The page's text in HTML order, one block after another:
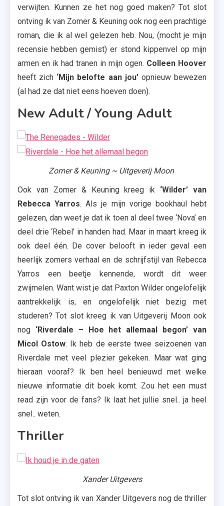
verwijten. Kunnen ze het nog goed maken? Tot slot
ontving ik van Zomer & Keuning ook nog een prachtige
roman, die ik al wel gelezen heb. Nou, (mocht je mijn
recensie hebben gemist) er stond kippenvel op mijn
armen en ik had tranen in mijn ogen. Colleen Hoover
heeft zich ‘Mijn belofte aan jou’opnieuw bewezen
(al had ze dat niet eens hoeven doen).
New Adult / Young Adult
Zomer & Keuning ~ Uitgeverij Moon
Ook van Zomer & Keuning kreeg ik ‘Wilder’ van
Rebecca Yarros. Als je mijn vorige bookhaul hebt
gelezen, dan weet je dat ik toen al deel twee ‘Nova’ en
deel drie ‘Rebel’ in handen had. Maar in maart kreeg ik
ook deel één. De cover belooft in ieder geval een
heerlijk zomers verhaal en de schrijfstijl van Rebecca
Yarros een beetje kennende, wordt dit weer
zwijmelen. Want wist je dat Paxton Wilder ongelofelijk
aantrekkelijk is, en ongelofelijk niet bezig met
studeren? Tot slot kreeg ik van Uitgeverij Moon ook
nog ‘Riverdale – Hoe het allemaal begon’ van
Micol Ostow. Ik heb de eerste twee seizoenen van
Riverdale met veel plezier gekeken. Maar wat ging
hieraan vooraf? Ik ben heel benieuwd met welke
nieuwe informatie dit boek komt. Zou het een must
read zijn voor de fans? Ik laat het jullie snel.. ja heel
snel.. weten.
Thriller
Xander Uitgevers
Tot slot ontving ik van Xander Uitgevers nog de thriller